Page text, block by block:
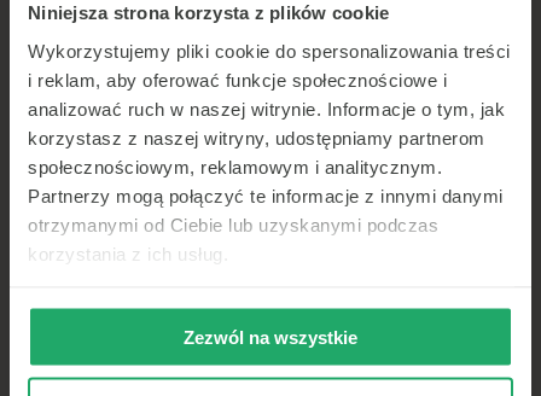
Niniejsza strona korzysta z plików cookie
Wykorzystujemy pliki cookie do spersonalizowania treści
i reklam, aby oferować funkcje społecznościowe i
analizować ruch w naszej witrynie. Informacje o tym, jak
korzystasz z naszej witryny, udostępniamy partnerom
społecznościowym, reklamowym i analitycznym.
Partnerzy mogą połączyć te informacje z innymi danymi
otrzymanymi od Ciebie lub uzyskanymi podczas
korzystania z ich usług.
Zezwól na wszystkie
Lekarz pierwszego kontaktu w 15
minut — wideo, telefon lub czat.
Nowa recepta lub
leków bez wizyty osobiście.